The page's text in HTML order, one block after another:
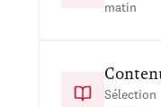
matin